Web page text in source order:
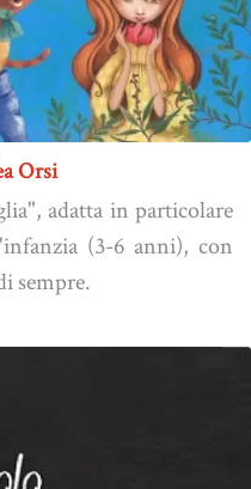
Orsi
adatta in particolare
(3-6 anni), con
sempre.